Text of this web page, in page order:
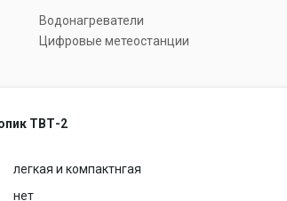
Водонагреватели
Цифровые метеостанции
ТВТ-2
легкая и компактнгая
нет